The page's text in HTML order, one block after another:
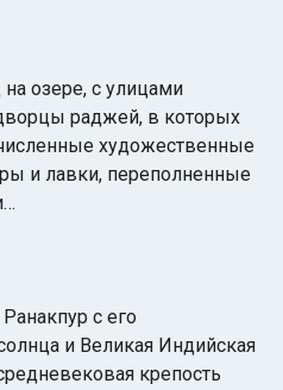
озере, с улицами
раджей, в которых
художественные
и лавки, переполненные
с его
и Великая Индийская
крепость